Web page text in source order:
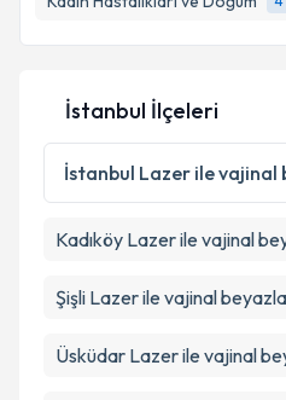
E-posta Adresiniz
Kişisel verilerimin
Metni'ni okudum ve
Takvim
İstanbul İlçeleri
İstanbul Lazer ile vajinal
Kadıköy Lazer ile vajinal
Şişli Lazer ile vajinal
Üsküdar Lazer ile vajinal